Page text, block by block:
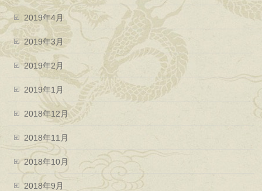
2019年4月
2019年3月
2019年2月
2019年1月
2018年12月
2018年11月
2018年10月
2018年9月